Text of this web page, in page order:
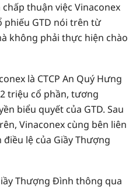
thuận việc Vinaconex
phiếu GTD nói trên từ
không phải thực hiện chào
là CTCP An Quý Hưng
triệu cổ phần, tương
biểu quyết của GTD. Sau
Vinaconex cùng bên liên
lệ của Giầy Thượng
Thượng Đình thông qua